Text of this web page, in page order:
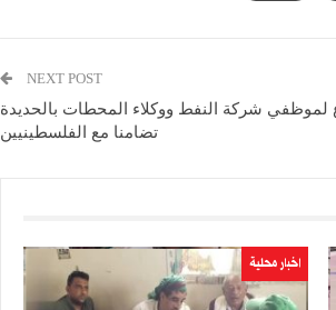
NEXT POST
لموظفي شركة النفط ووكلاء المحطات بالحديدة
تضامنا مع الفلسطينيين
اخبار محلية